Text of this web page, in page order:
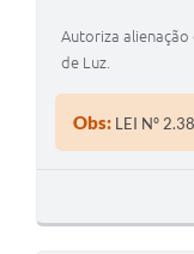
Autoriza
de Luz.
Obs: LEI Nº